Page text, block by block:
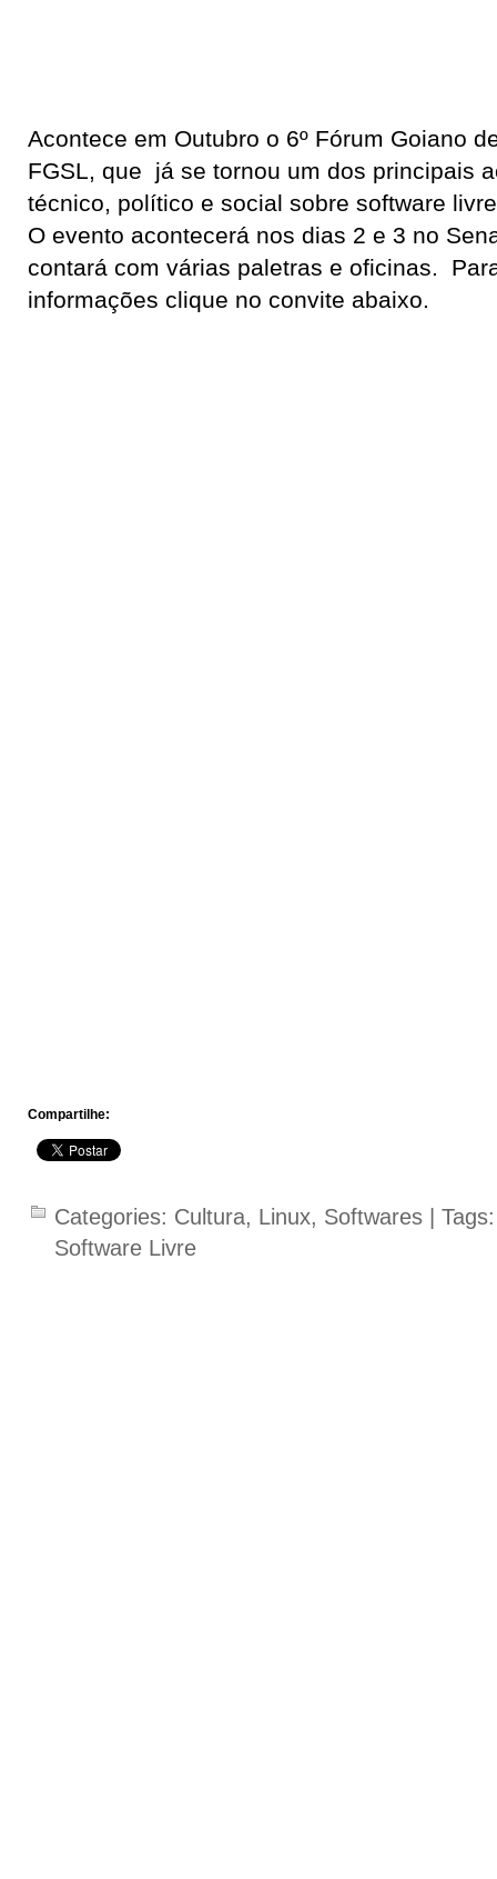
Acontece em Outubro o 6º Fórum Goiano
FGSL, que já se tornou um dos principais
técnico, político e social sobre software
O evento acontecerá nos dias 2 e 3 no
contará com várias paletras e oficinas.
informações clique no convite abaixo.
Compartilhe:
Categories: Cultura, Linux, Softwares |
Software Livre